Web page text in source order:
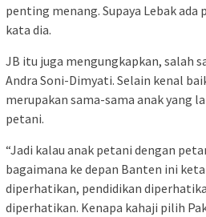
penting menang. Supaya Lebak ada
kata dia.
JB itu juga mengungkapkan, salah
Andra Soni-Dimyati. Selain kenal
merupakan sama-sama anak yang
petani.
“Jadi kalau anak petani dengan
bagaimana ke depan Banten ini
diperhatikan, pendidikan
diperhatikan. Kenapa kahaji pilih